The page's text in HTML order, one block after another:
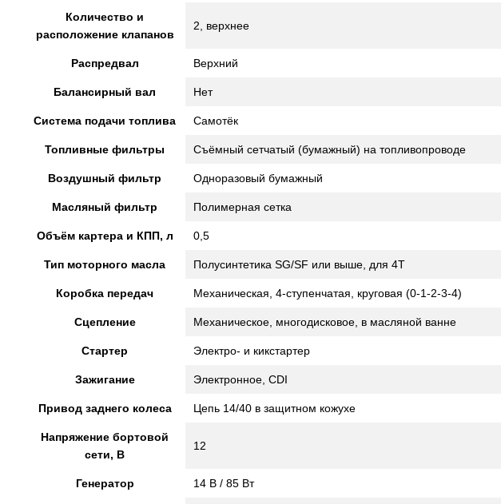
Количество и
расположение клапанов
2, верхнее
Распредвал Верхний
Балансирный вал Нет
Система подачи топлива Самотёк
Топливные фильтры Съёмный сетчатый (бумажный) на топливопроводе
Воздушный фильтр Одноразовый бумажный
Масляный фильтр Полимерная сетка
Объём картера и КПП, л 0,5
Тип моторного масла Полусинтетика SG/SF или выше, для 4Т
Коробка передач Механическая, 4-ступенчатая, круговая (0-1-2-3-4)
Сцепление Механическое, многодисковое, в масляной ванне
Стартер Электро- и кикстартер
Зажигание Электронное, CDI
Привод заднего колеса Цепь 14/40 в защитном кожухе
Напряжение бортовой
сети, В
12
Генератор 14 В / 85 Вт